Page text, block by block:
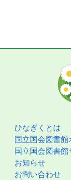
ひなぎくとは
国立国会図書
国立国会図書館
お知らせ
お問い合わせ